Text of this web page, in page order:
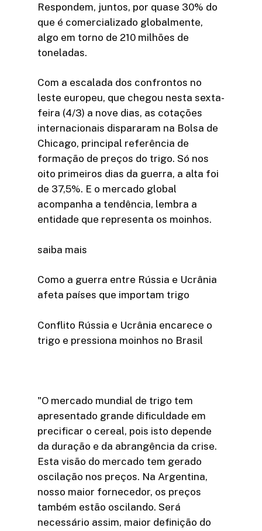
Respondem, juntos, por quase 30% do
que é comercializado globalmente,
algo em torno de 210 milhões de
toneladas.
Com a escalada dos confrontos no
leste europeu, que chegou nesta sexta-
feira (4/3) a nove dias, as cotações
internacionais dispararam na Bolsa de
Chicago, principal referência de
formação de preços do trigo. Só nos
oito primeiros dias da guerra, a alta foi
de 37,5%. E o mercado global
acompanha a tendência, lembra a
entidade que representa os moinhos.
saiba mais
Como a guerra entre Rússia e Ucrânia
afeta países que importam trigo
Conflito Rússia e Ucrânia encarece o
trigo e pressiona moinhos no Brasil
"O mercado mundial de trigo tem
apresentado grande dificuldade em
precificar o cereal, pois isto depende
da duração e da abrangência da crise.
Esta visão do mercado tem gerado
oscilação nos preços. Na Argentina,
nosso maior fornecedor, os preços
também estão oscilando. Será
necessário assim, maior definição do